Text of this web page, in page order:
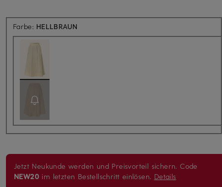
Farbe: HELLBRAUN
Jetzt Neukunde werden und Preisvorteil sichern. Code
NEW20 im letzten Bestellschritt einlösen. Details